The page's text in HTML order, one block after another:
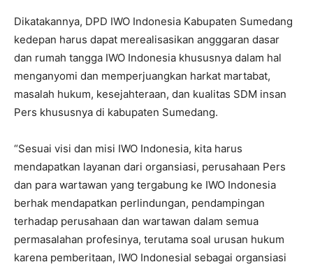
Dikatakannya, DPD IWO Indonesia Kabupaten Sumedang
kedepan harus dapat merealisasikan angggaran dasar
dan rumah tangga IWO Indonesia khususnya dalam hal
menganyomi dan memperjuangkan harkat martabat,
masalah hukum, kesejahteraan, dan kualitas SDM insan
Pers khususnya di kabupaten Sumedang.
“Sesuai visi dan misi IWO Indonesia, kita harus
mendapatkan layanan dari organsiasi, perusahaan Pers
dan para wartawan yang tergabung ke IWO Indonesia
berhak mendapatkan perlindungan, pendampingan
terhadap perusahaan dan wartawan dalam semua
permasalahan profesinya, terutama soal urusan hukum
karena pemberitaan, IWO IndonesiaI sebagai organsiasi